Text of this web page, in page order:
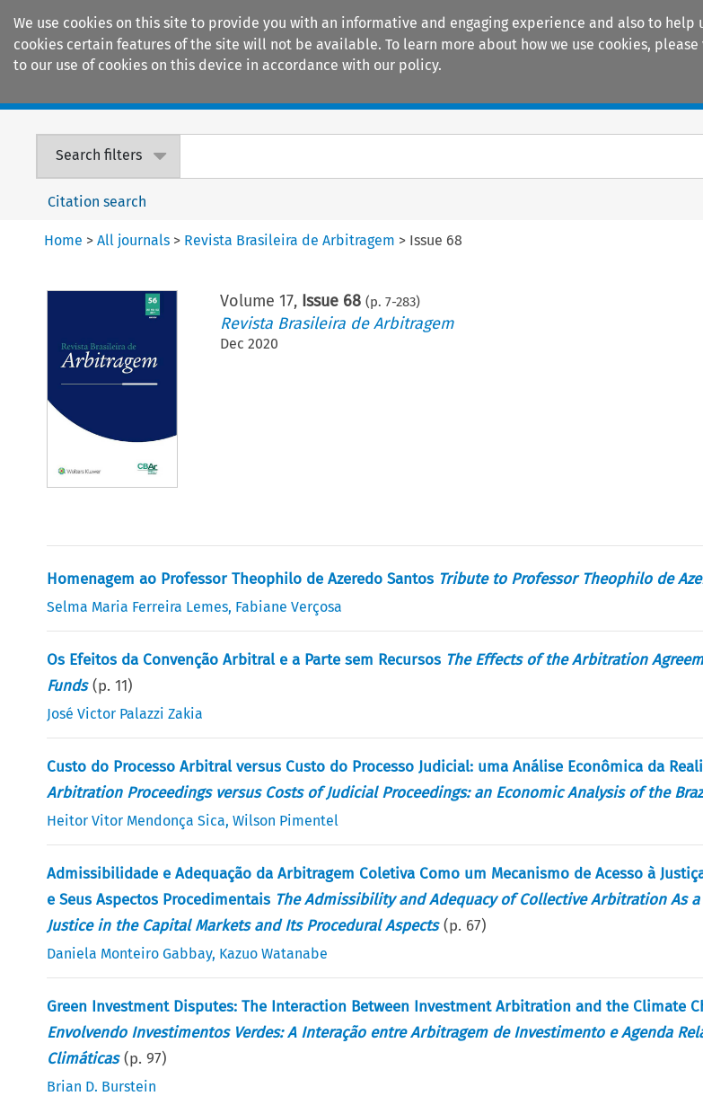
We use cookies on this site to provide you with an informative and engaging experience and also to
cookies certain features of the site will not be available. To learn more about how we use cookies, please
to our use of cookies on this device in accordance with our policy.
Search filters
Citation search
Home >All journals > Revista Brasileira de Arbitragem > Issue 68
Volume 17, Issue 68 (p. 7-283)
Revista Brasileira de Arbitragem
Dec 2020
Homenagem ao Professor Theophilo de Azeredo Santos Tribute to Professor Theophilo de
Selma Maria Ferreira Lemes, Fabiane Verçosa
Os Efeitos da Convenção Arbitral e a Parte sem Recursos The Effects of the Arbitration
Funds (p.11)
José Victor Palazzi Zakia
Custo do Processo Arbitral versus Custo do Processo Judicial: uma Análise Econômica da
Arbitration Proceedings versus Costs of Judicial Proceedings: an Economic Analysis of the
Heitor Vitor Mendonça Sica,Wilson Pimentel
Admissibilidade e Adequação da Arbitragem Coletiva Como um Mecanismo de Acesso à
e Seus Aspectos Procedimentais The Admissibility and Adequacy of Collective Arbitration As
Justice in the Capital Markets and Its Procedural Aspects (p. 67)
Daniela Monteiro Gabbay, Kazuo Watanabe
Green Investment Disputes: The Interaction Between Investment Arbitration and the Climate
Envolvendo Investimentos Verdes: A Interação entre Arbitragem de Investimento e Agenda
Climáticas (p.97)
Brian D. Burstein